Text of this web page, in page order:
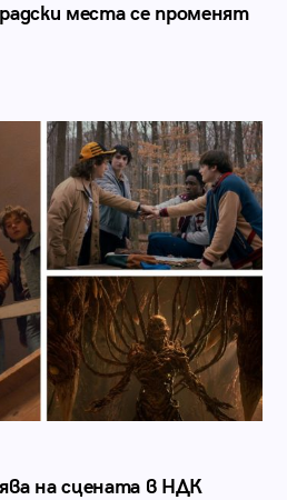
места се променят
на сцената в НДК